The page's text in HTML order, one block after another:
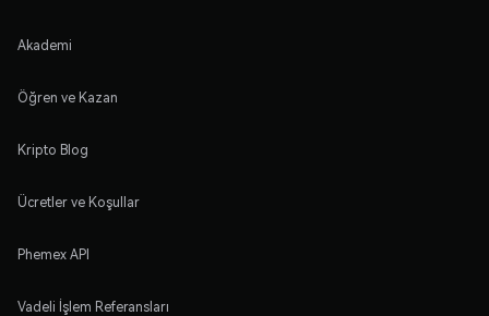
Akademi
Öğren ve Kazan
Kripto Blog
Ücretler ve Koşullar
Phemex API
Vadeli İşlem Referansları